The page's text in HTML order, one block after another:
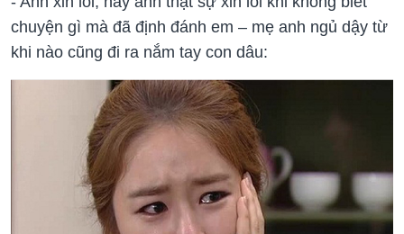
chuyện gì mà đã định đánh em – mẹ anh ngủ dậy từ
khi nào cũng đi ra nắm tay con dâu: